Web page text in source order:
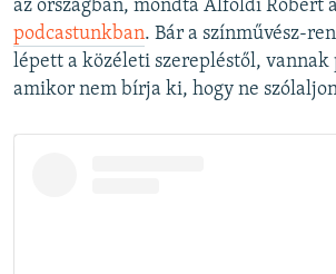
az országban, mondta Alföldi Róbert a
podcastunkban. Bár a színművész-
lépett a közéleti szerepléstől,
amikor nem bírja ki, hogy ne